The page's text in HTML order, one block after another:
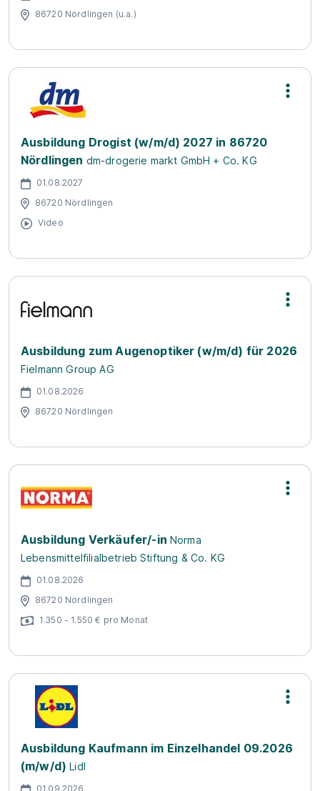
86720 Nördlingen (u.a.)
Ausbildung Drogist (w/m/d) 2027 in 86720
Nördlingen dm-drogerie markt GmbH + Co. KG
01.08.2027
86720 Nördlingen
Video
Ausbildung zum Augenoptiker (w/m/d) für 2026
Fielmann Group AG
01.08.2026
86720 Nördlingen
Ausbildung Verkäufer/-in Norma
Lebensmittelfilialbetrieb Stiftung & Co. KG
01.08.2026
86720 Nördlingen
1.350 - 1.550 € pro Monat
Ausbildung Kaufmann im Einzelhandel 09.2026
(m/w/d) Lidl
01.09.2026